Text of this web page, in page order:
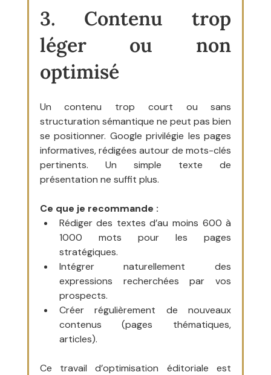
3. Contenu trop
léger ou non
optimisé
Un contenu trop court ou sans
structuration sémantique ne peut pas bien
se positionner. Google privilégie les pages
informatives, rédigées autour de mots-clés
pertinents. Un simple texte de
présentation ne suffit plus.
Ce que je recommande :
Rédiger des textes d’au moins 600 à
1000 mots pour les pages
stratégiques.
Intégrer naturellement des
expressions recherchées par vos
prospects.
Créer régulièrement de nouveaux
contenus (pages thématiques,
articles).
Ce travail d’optimisation éditoriale est